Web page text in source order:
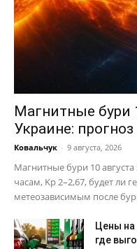
Магнитные бури
Украине: прогноз
Ковальчук - 9 августа, 2026
Магнитные бури 10
часам, Kp 2–2,67, будет ли
метеозависимым после
Цены на
где